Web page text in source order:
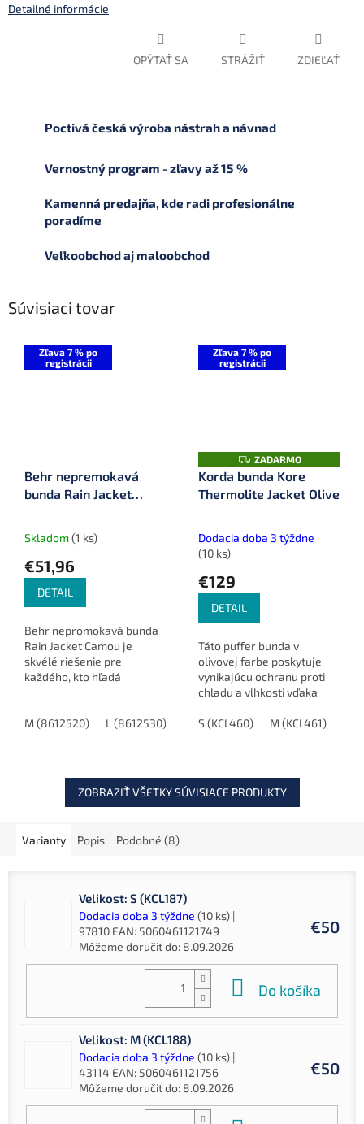
Detailné informácie
OPÝTAŤ SA STRÁŽIŤ ZDIEĽAŤ
Poctivá česká výroba nástrah a návnad
Vernostný program - zľavy až 15 %
Kamenná predajňa, kde radi profesionálne
poradíme
Veľkoobchod aj maloobchod
Súvisiaci tovar
Zľava 7 % po
registrácii
Behr nepremokavá
bunda Rain Jacket
Skladom(1 ks)
€51,96
DETAIL
Behr nepromokavá bunda
Rain Jacket Camou je
skvélé riešenie pre
každého, kto hľadá
iných vonkajších aktivitách.
M (8612520) L (8612530) XL (8612540) XXL (8612550)
Zľava 7 % po
registrácii
Z
A
D
A
ZADARMO
Korda bunda Kore
Thermolite Jacket Olive
Dodacia doba 3 týždne
(10 ks)
€129
DETAIL
Táto puffer bunda v
olivovej farbe poskytuje
vynikajúcu ochranu proti
chladu a vlhkosti vďaka
Je ideálna pre všetkých,
S (KCL460) M (KCL461)
ZOBRAZIŤ VŠETKY SÚVISIACE PRODUKTY
Varianty Popis Podobné (8)
Velikost: S (KCL187)
Dodacia doba 3 týždne (10 ks) |
97810 EAN: 5060461121749
Môžeme doručiť do: 8.09.2026
€50
Do košíka
Velikost: M (KCL188)
Dodacia doba 3 týždne (10 ks) |
43114 EAN: 5060461121756
Môžeme doručiť do: 8.09.2026
€50